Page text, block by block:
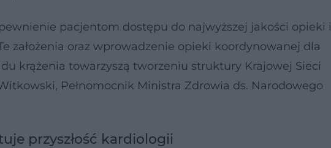
pacjentom dostępu do najwyższej jakości opieki i
założenia oraz wprowadzenie opieki koordynowanej dla
krążenia towarzyszą tworzeniu struktury Krajowej Sieci
Pełnomocnik Ministra Zdrowia ds. Narodowego
przyszłość kardiologii